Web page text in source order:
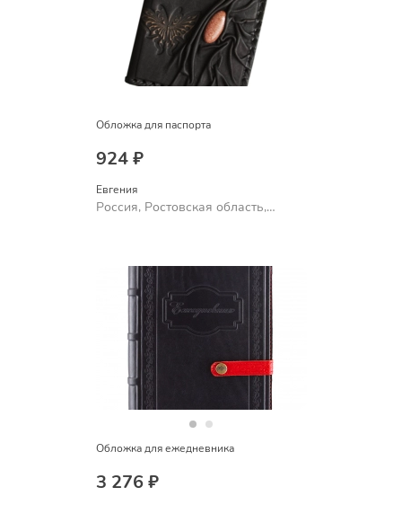
Обложка для паспорта
924 ₽
Евгения
Россия, Ростовская область,
Обложка для ежедневника
3 276 ₽